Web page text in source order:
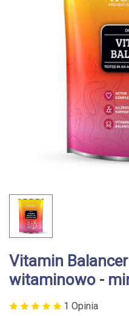
Vitamin
witaminowo -
1 Opinia